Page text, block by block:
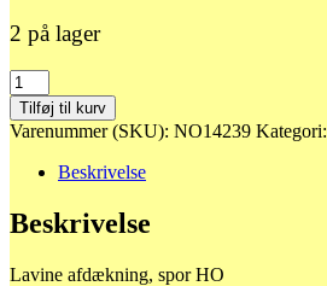
2 på lager
14239
Lavine
afdækning
antal
Tilføj til kurv
Varenummer (SKU): NO14239 Kategori:
Beskrivelse
Beskrivelse
Lavine afdækning, spor HO